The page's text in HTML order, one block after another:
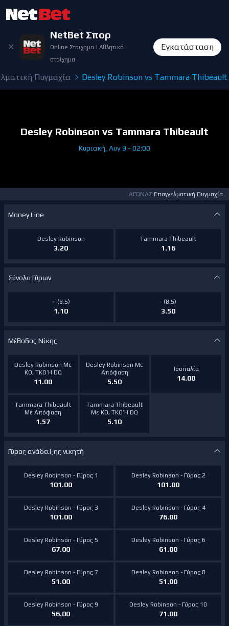
✕
NetBet Σπορ
Online Στοιχημα | Αθλητικό
στοίχημα
Εγκατάσταση
Πυγμαχία Desley Robinson vs Tammara Thibeault
Desley Robinson vs Tammara Thibeault
Κυριακή, Αυγ 9 - 02:00
ΑΓΏΝΑΣ:Επαγγελματική Πυγμαχία
Money Line
Desley Robinson
3.20
Tammara Thibeault
1.16
Σύνολο Γύρων
+ (8.5)
1.10
- (8.5)
3.50
Μέθοδος Νίκης
Desley Robinson Με
KO, TKO Ή DQ
11.00
Desley Robinson Με
Απόφαση
5.50
Ισοπαλία
14.00
Tammara Thibeault
Με Απόφαση
1.57
Tammara Thibeault
Με KO, TKO Ή DQ
5.10
Γύρος ανάδειξης νικητή
Desley Robinson - Γύρος 1
101.00
Desley Robinson - Γύρος 2
101.00
Desley Robinson - Γύρος 3
101.00
Desley Robinson - Γύρος 4
76.00
Desley Robinson - Γύρος 5
67.00
Desley Robinson - Γύρος 6
61.00
Desley Robinson - Γύρος 7
51.00
Desley Robinson - Γύρος 8
51.00
Desley Robinson - Γύρος 9
56.00
Desley Robinson - Γύρος 10
71.00